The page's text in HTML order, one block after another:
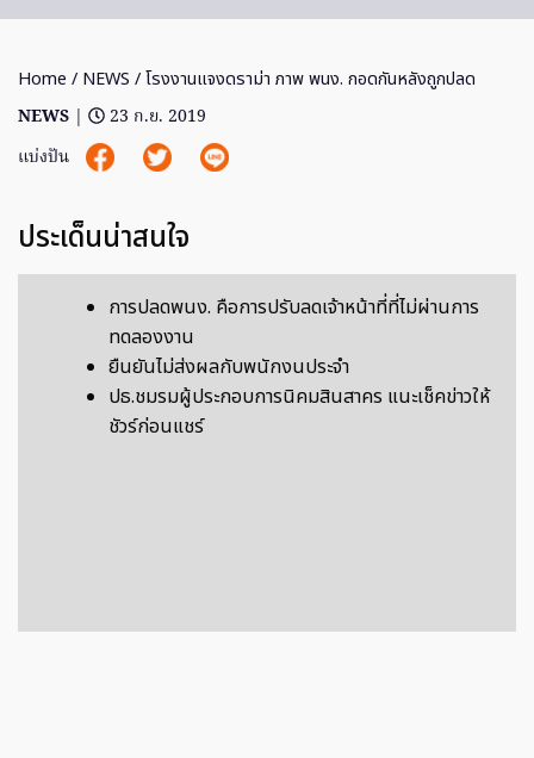
Home / NEWS / โรงงานแจงดราม่า ภาพ พนง. กอดกันหลังถูกปลด
NEWS |
23 ก.ย. 2019
แบ่งปัน
ประเด็นน่าสนใจ
การปลดพนง. คือการปรับลดเจ้าหน้าที่ที่ไม่ผ่านการ
ทดลองงาน
ยืนยันไม่ส่งผลกับพนักงนประจำ
ปธ.ชมรมผู้ประกอบการนิคมสินสาคร แนะเช็คข่าวให้
ชัวร์ก่อนแชร์